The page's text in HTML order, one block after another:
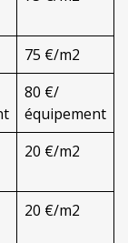
75 €/m2
80 €/
équipement
20 €/m2
20 €/m2